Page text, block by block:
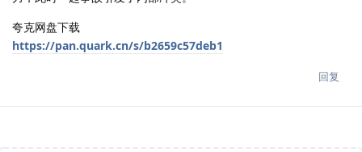
夸克网盘下载
https://pan.quark.cn/s/b2659c57deb1
回复